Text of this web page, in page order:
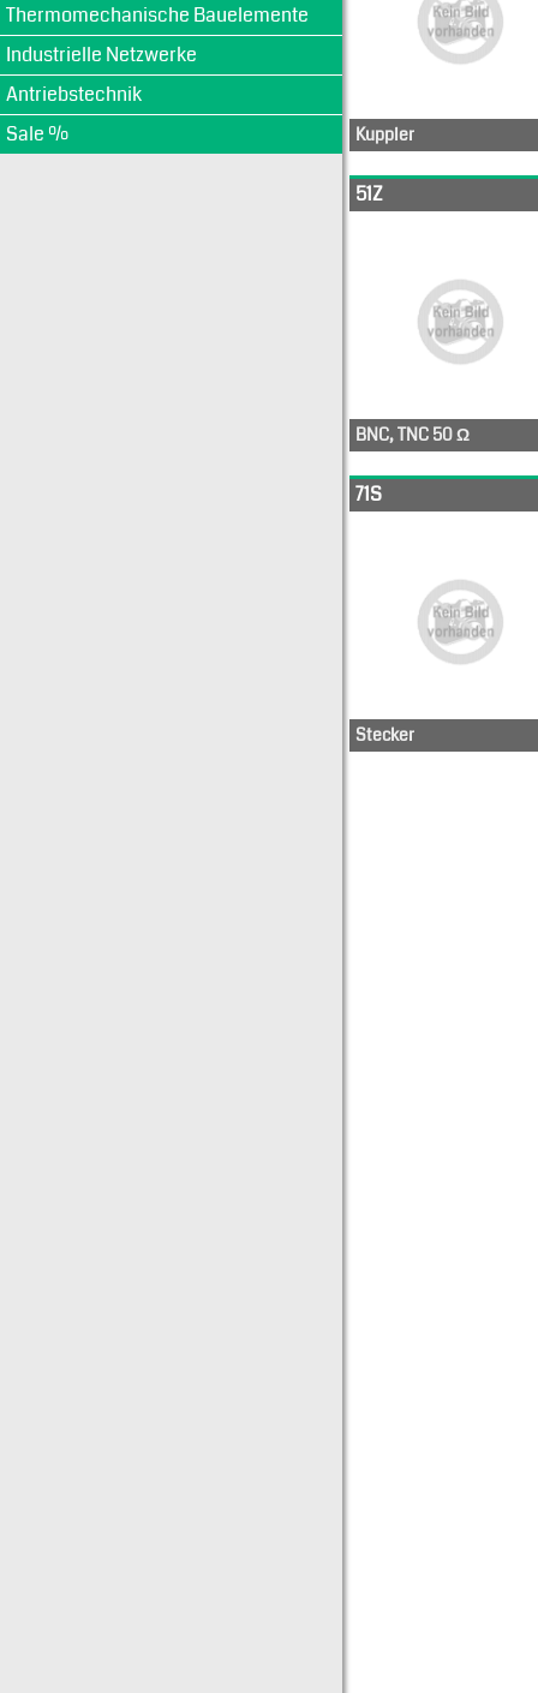
Thermomechanische Bauelemente
Industrielle Netzwerke
Antriebstechnik
Sale %
Kuppler
51K101-
400A5
51K204-
51Z
BNC, TNC 50 Ω
51Z120-000B
71S
Stecker